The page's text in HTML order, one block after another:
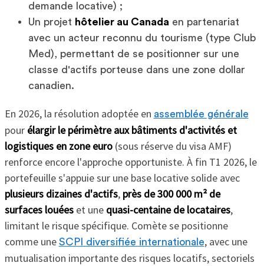
demande locative) ;
Un projet hôtelier au Canada en partenariat
avec un acteur reconnu du tourisme (type Club
Med), permettant de se positionner sur une
classe d'actifs porteuse dans une zone dollar
canadien.
En 2026, la résolution adoptée en assemblée générale
pour élargir le périmètre aux bâtiments d'activités et
logistiques en zone euro(sous réserve du visa AMF)
renforce encore l'approche opportuniste. À fin T1 2026, le
portefeuille s'appuie sur une base locative solide avec
plusieurs dizaines d'actifs, près de 300 000 m² de
surfaces louéeset une quasi-centaine de locataires,
limitant le risque spécifique. Comète se positionne
comme une SCPI diversifiée internationale, avec une
mutualisation importante des risques locatifs, sectoriels